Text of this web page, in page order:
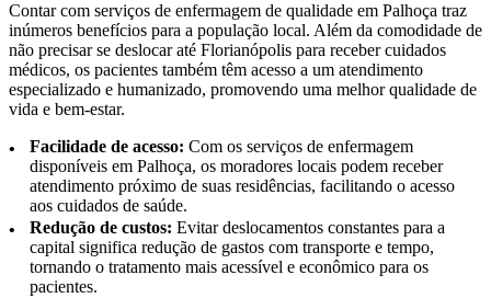
Contar com serviços de enfermagem de qualidade em Palhoça traz
inúmeros benefícios para a população local. Além da comodidade de
não precisar se deslocar até Florianópolis para receber cuidados
médicos, os pacientes também têm acesso a um atendimento
especializado e humanizado, promovendo uma melhor qualidade de
vida e bem-estar.
Facilidade de acesso: Com os serviços de enfermagem
disponíveis em Palhoça, os moradores locais podem receber
atendimento próximo de suas residências, facilitando o acesso
aos cuidados de saúde.
Redução de custos: Evitar deslocamentos constantes para a
capital significa redução de gastos com transporte e tempo,
tornando o tratamento mais acessível e econômico para os
pacientes.